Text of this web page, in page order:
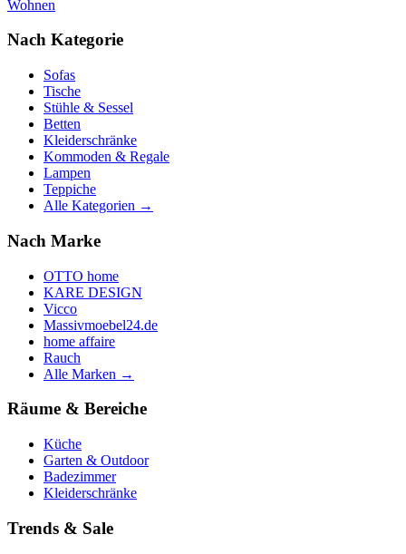
Wohnen
Nach Kategorie
Sofas
Tische
Stühle & Sessel
Betten
Kleiderschränke
Kommoden & Regale
Lampen
Teppiche
Alle Kategorien →
Nach Marke
OTTO home
KARE DESIGN
Vicco
Massivmoebel24.de
home affaire
Rauch
Alle Marken →
Räume & Bereiche
Küche
Garten & Outdoor
Badezimmer
Kleiderschränke
Trends & Sale